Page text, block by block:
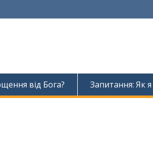
від Бога? Запитання: Як